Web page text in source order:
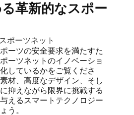
革新的なスポー
ーツの安全要求を満たすた
ーツネットのイノベーショ
しているかをご覧くださ
材、高度なデザイン、そし
抑えながら限界に挑戦する
えるスマートテクノロジー
う。